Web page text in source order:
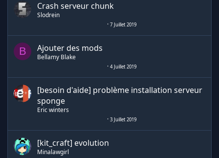
Crash serveur chunk
Slodrein
7 Juillet 2019
B Ajouter des mods
Bellamy Blake
4 Juillet 2019
[besoin d'aide] problème installation serveur
sponge
Eric winters
3 Juillet 2019
[kit_craft] evolution
Minalawgirl